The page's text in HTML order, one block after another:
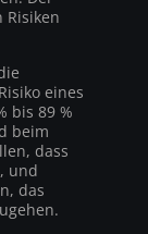
eines
bis 89 %
beim
dass
und
das